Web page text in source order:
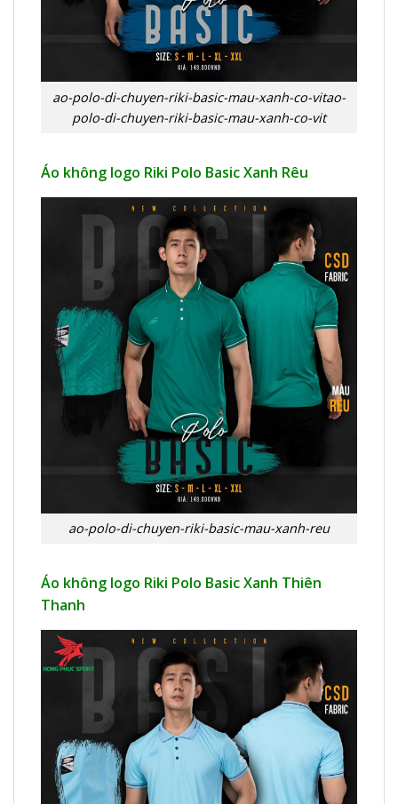
ao-polo-di-chuyen-riki-basic-mau-xanh-co-vitao-
polo-di-chuyen-riki-basic-mau-xanh-co-vit
Áo không logo Riki Polo Basic Xanh Rêu
ao-polo-di-chuyen-riki-basic-mau-xanh-reu
Áo không logo Riki Polo Basic Xanh Thiên
Thanh